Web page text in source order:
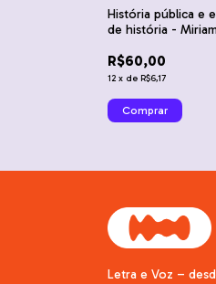
História pública e
de história -
Almeida Ferreira
R$60,00
12 x de R$6,17
Letra e Voz –